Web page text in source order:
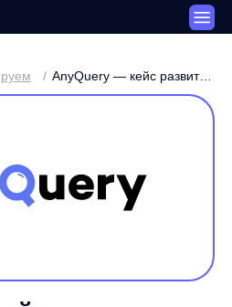
0 до $ 1 млн
SaaS-бизнеса от 0 до $ 1
млн ARR